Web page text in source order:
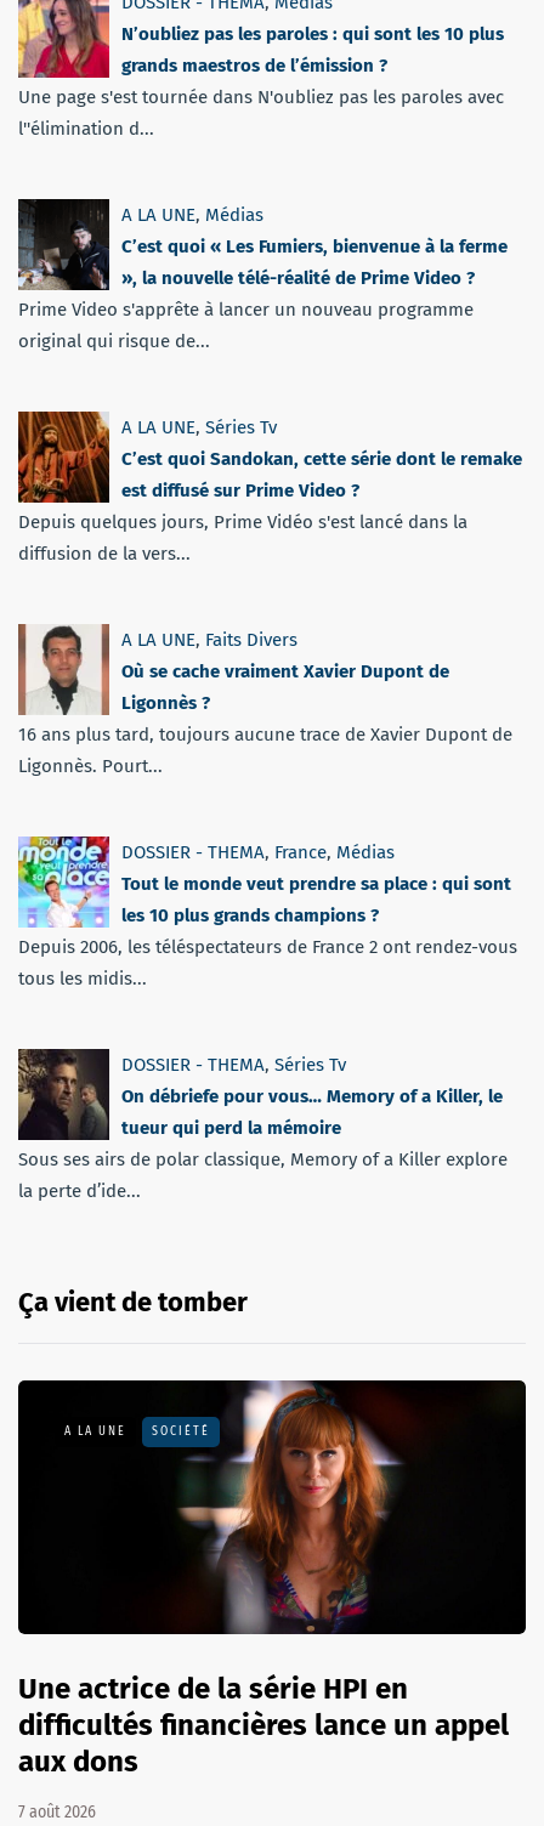
N’oubliez pas les paroles : qui sont les 10 plus
grands maestros de l’émission ?
Une page s'est tournée dans N'oubliez pas les paroles avec
l''élimination d...
A LA UNE, Médias
C’est quoi « Les Fumiers, bienvenue à la ferme
», la nouvelle télé-réalité de Prime Video ?
Prime Video s'apprête à lancer un nouveau programme
original qui risque de...
A LA UNE, Séries Tv
C’est quoi Sandokan, cette série dont le remake
est diffusé sur Prime Video ?
Depuis quelques jours, Prime Vidéo s'est lancé dans la
diffusion de la vers...
A LA UNE, Faits Divers
Où se cache vraiment Xavier Dupont de
Ligonnès ?
16 ans plus tard, toujours aucune trace de Xavier Dupont de
Ligonnès. Pourt...
DOSSIER - THEMA, France, Médias
Tout le monde veut prendre sa place : qui sont
les 10 plus grands champions ?
Depuis 2006, les téléspectateurs de France 2 ont rendez-vous
tous les midis...
DOSSIER - THEMA, Séries Tv
On débriefe pour vous… Memory of a Killer, le
tueur qui perd la mémoire
Sous ses airs de polar classique, Memory of a Killer explore
la perte d’ide...
Ça vient de tomber
A LA UNE SOCIÉTÉ
Une actrice de la série HPI en
difficultés financières lance un appel
aux dons
7 août 2026